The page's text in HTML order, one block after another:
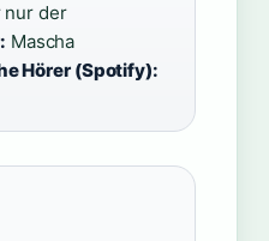
nur der
Mascha
Hörer (Spotify):